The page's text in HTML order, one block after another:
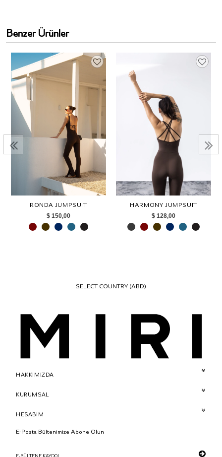
Benzer Ürünler
RONDA JUMPSUIT
$ 150,00
HARMONY JUMPSUIT
$ 128,00
SELECT COUNTRY (ABD)
HAKKIMIZDA
KURUMSAL
HESABIM
E-Posta Bültenimize Abone Olun